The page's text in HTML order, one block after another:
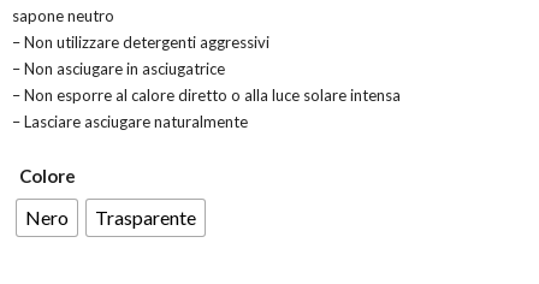
sapone neutro
– Non utilizzare detergenti aggressivi
– Non asciugare in asciugatrice
– Non esporre al calore diretto o alla luce solare intensa
– Lasciare asciugare naturalmente
Colore
Nero Trasparente